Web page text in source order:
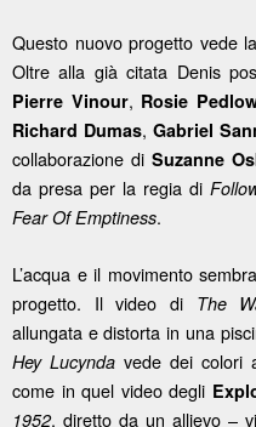
Questo nuovo progetto vede
Oltre alla già citata Denis
Pierre Vinour, Rosie
Richard Dumas,Gabriel
collaborazione di Suzanne
da presa per la regia di
Fear Of Emptiness.
L’acqua e il movimento
progetto. Il video di The
allungata e distorta in una
Hey Lucynda vede dei colori
come in quel video degli
1952, diretto da un allievo –